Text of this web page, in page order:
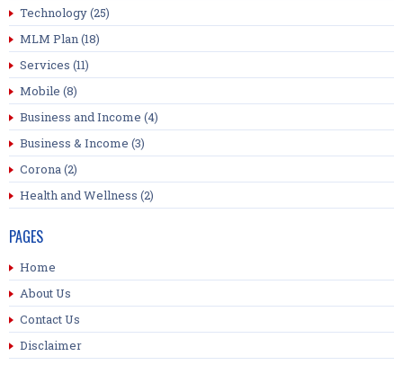
Technology(25)
MLM Plan(18)
Services (11)
Mobile (8)
Business and Income (4)
Business & Income (3)
Corona(2)
Health and Wellness (2)
PAGES
Home
About Us
Contact Us
Disclaimer